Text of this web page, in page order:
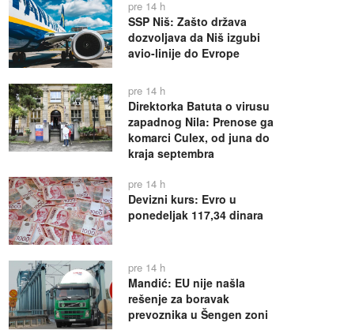
pre 14 h
SSP Niš: Zašto država
dozvoljava da Niš izgubi
avio-linije do Evrope
pre 14 h
Direktorka Batuta o virusu
zapadnog Nila: Prenose ga
komarci Culex, od juna do
kraja septembra
pre 14 h
Devizni kurs: Evro u
ponedeljak 117,34 dinara
pre 14 h
Mandić: EU nije našla
rešenje za boravak
prevoznika u Šengen zoni